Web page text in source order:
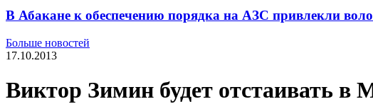
В Абакане к обеспечению порядка на АЗС привлекли
Больше новостей
17.10.2013
Виктор Зимин будет отстаивать в